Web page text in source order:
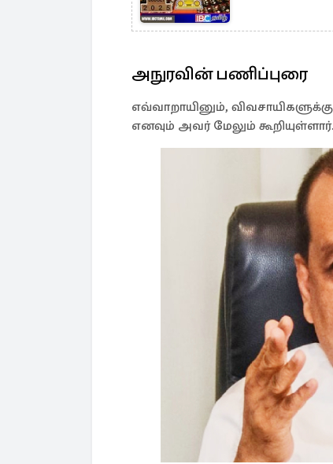
அநுரவின் பணிப்புரை
எவ்வாறாயினும்,
எனவும் அவர் மேலும் கூறியுள்ளார்.